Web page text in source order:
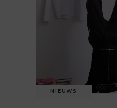
NIEUWS